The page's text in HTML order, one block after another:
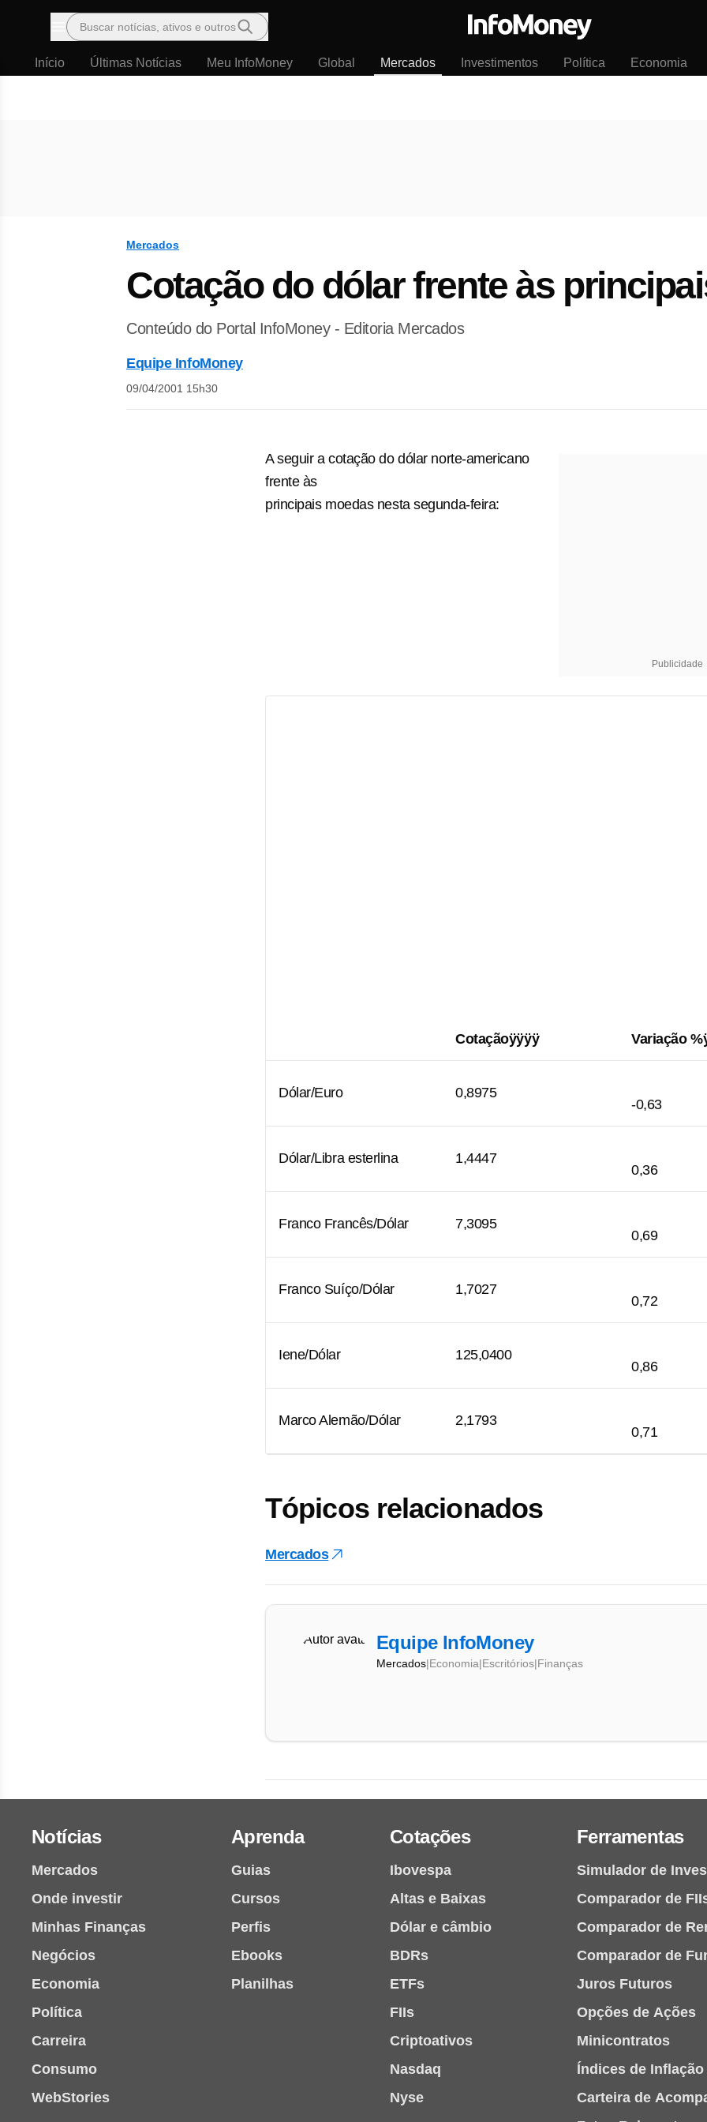
Menu
Buscar notícias, ativos e outros
Início Últimas Notícias Meu InfoMoney Global Mercados Investimentos Política Economia
Mercados
Cotação do dólar frente às
Conteúdo do Portal InfoMoney - Editoria Mercados
Equipe InfoMoney
09/04/2001 15h30
Publicidade
A seguir a cotação do dólar norte-americano
frente às
principais moedas nesta segunda-feira:
Cotaçãoÿÿÿÿ Variação
Dólar/Euro 0,8975
-0,63
Dólar/Libra esterlina 1,4447
0,36
Franco Francês/Dólar 7,3095
0,69
Franco Suíço/Dólar 1,7027
0,72
Iene/Dólar 125,0400
0,86
Marco Alemão/Dólar 2,1793
0,71
Tópicos relacionados
Mercados
Equipe InfoMoney
Mercados|Economia|Escritórios|Finanças
Notícias
Mercados
Onde investir
Minhas Finanças
Negócios
Economia
Política
Carreira
Consumo
WebStories
Aprenda
Guias
Cursos
Perfis
Ebooks
Planilhas
Cotações
Ibovespa
Altas e Baixas
Dólar e câmbio
BDRs
ETFs
FIIs
Criptoativos
Nasdaq
Nyse
Ferramentas
Simulador de
Comparador de
Comparador de
Comparador de
Juros Futuros
Opções de Ações
Minicontratos
Índices de Inflação
Carteira de